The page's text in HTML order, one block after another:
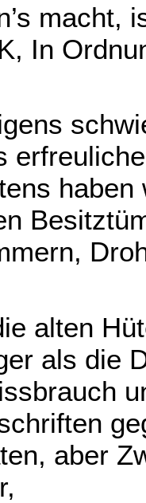
macht,
In
alten
als die
aber